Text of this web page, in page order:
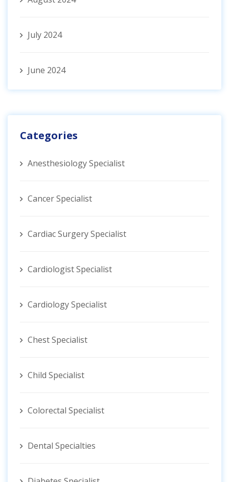
July 2024
June 2024
Categories
Anesthesiology Specialist
Cancer Specialist
Cardiac Surgery Specialist
Cardiologist Specialist
Cardiology Specialist
Chest Specialist
Child Specialist
Colorectal Specialist
Dental Specialties